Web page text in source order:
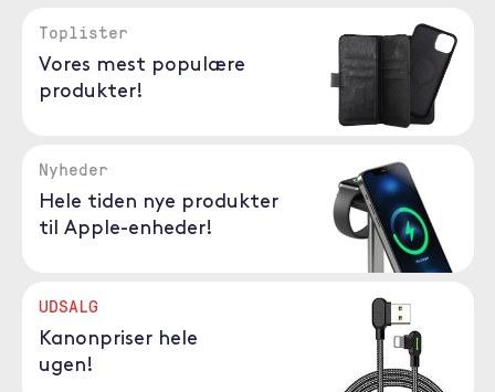
Toplister
Vores mest populære
produkter!
Nyheder
Hele tiden nye produkter
til Apple-enheder!
UDSALG
Kanonpriser hele
ugen!